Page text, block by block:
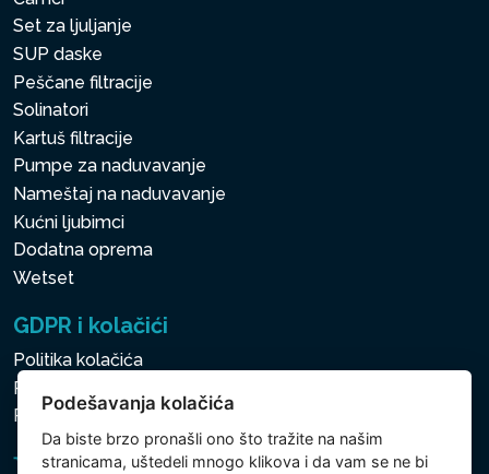
Set za ljuljanje
SUP daske
Peščane filtracije
Solinatori
Kartuš filtracije
Pumpe za naduvavanje
Nameštaj na naduvavanje
Kućni ljubimci
Dodatna oprema
Wetset
GDPR i kolačići
Politika kolačića
Politika zaštite ličnih i drugih obrađivanih podataka
Politika kolačića
Podešavanja kolačića
Da biste brzo pronašli ono što tražite na našim
stranicama, uštedeli mnogo klikova i da vam se ne bi